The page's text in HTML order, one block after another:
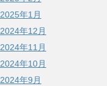
2025年1月
2024年12月
2024年11月
2024年10月
2024年9月